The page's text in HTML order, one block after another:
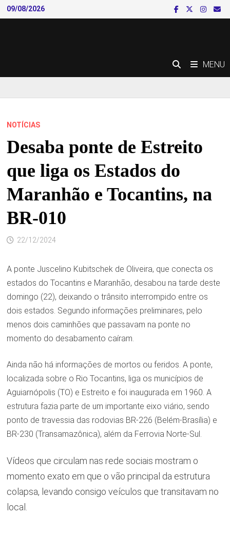
Skip
to
09/08/2026
MENU
NOTÍCIAS
Desaba ponte de Estreito
que liga os Estados do
Maranhão e Tocantins, na
BR-010
22/12/2024
A ponte Juscelino Kubitschek de Oliveira, que conecta os
estados do Tocantins e Maranhão, desabou na tarde deste
domingo (22), deixando o trânsito interrompido entre os
dois estados. Segundo informações preliminares, pelo
menos dois caminhões que passavam na ponte no
momento do desabamento caíram.
Ainda não há informações de mortos ou feridos. A ponte,
localizada sobre o Rio Tocantins, liga os municípios de
Aguiarnópolis (TO) e Estreito e foi inaugurada em 1960. A
estrutura fazia parte de um importante eixo viário, sendo
ponto de travessia das rodovias BR-226 (Belém-Brasília) e
BR-230 (Transamazônica), além da Ferrovia Norte-Sul.
Vídeos que circulam nas rede sociais mostram o
momento exato em que o vão principal da estrutura
colapsa, levando consigo veículos que transitavam no
local.